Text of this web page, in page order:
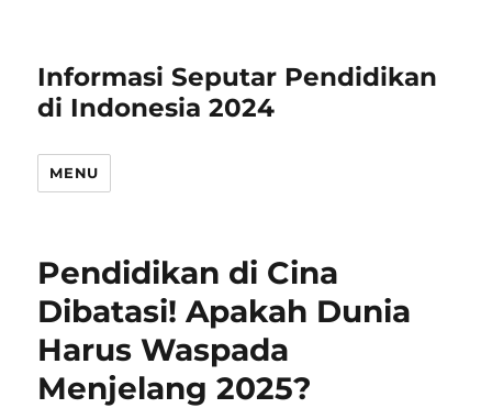
Informasi Seputar Pendidikan
di Indonesia 2024
MENU
Pendidikan di Cina
Dibatasi! Apakah Dunia
Harus Waspada
Menjelang 2025?